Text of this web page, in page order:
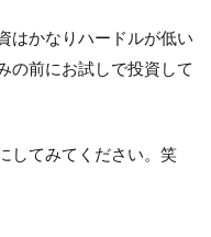
はかなりハードルが低い
の前にお試しで投資して
してみてください。笑